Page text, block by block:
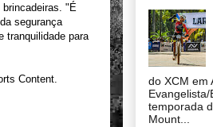
"É
segurança
tranquilidade para
Content.
do XCM em
temporada
Mount...